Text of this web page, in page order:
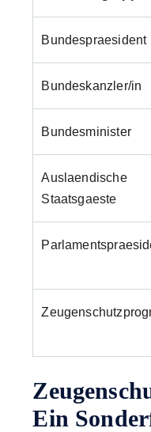
Bundespraesident
Bundeskanzler/in
Bundesminister
Auslaendische
Staatsgaeste
Ein